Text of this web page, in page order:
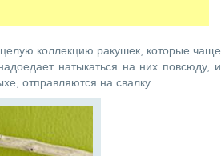
коллекцию ракушек, которые чаще
натыкаться на них повсюду, и
отправляются на свалку.